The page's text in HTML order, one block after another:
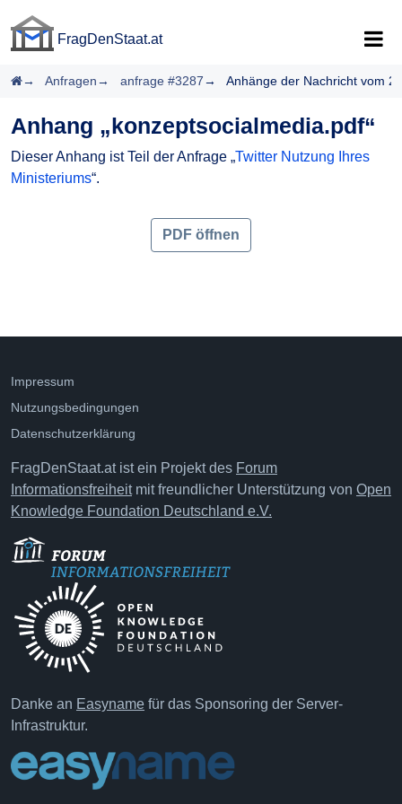
FragDenStaat.at
Startseite
Anfragen anfrage #3287 Anhänge der Nachricht vom
Anhang „konzeptsocialmedia.pdf“
Dieser Anhang ist Teil der Anfrage „Twitter Nutzung Ihres
Ministeriums“.
PDF öffnen
Impressum
Nutzungsbedingungen
Datenschutzerklärung
FragDenStaat.at ist ein Projekt des Forum
Informationsfreiheitmit freundlicher Unterstützung von Open
Knowledge Foundation Deutschland e.V.
Danke an Easyname für das Sponsoring der Server-
Infrastruktur.